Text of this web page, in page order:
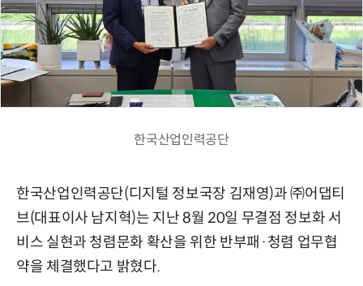
한국산업인력공단
한국산업인력공단(디지털 정보국장 김재영)과 ㈜어댑티
브(대표이사 남지혁)는 지난 8월 20일 무결점 정보화 서
비스 실현과 청렴문화 확산을 위한 반부패·청렴 업무협
약을 체결했다고 밝혔다.